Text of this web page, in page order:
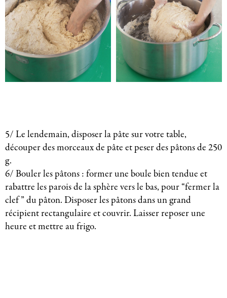
5/ Le lendemain, disposer la pâte sur votre table,
découper des morceaux de pâte et peser des pâtons de 250
g.
6/ Bouler les pâtons : former une boule bien tendue et
rabattre les parois de la sphère vers le bas, pour “fermer la
clef ” du pâton. Disposer les pâtons dans un grand
récipient rectangulaire et couvrir. Laisser reposer une
heure et mettre au frigo.